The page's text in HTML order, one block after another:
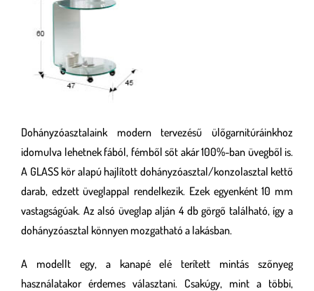
Dohányzóasztalaink modern tervezésű ülőgarnitúráinkhoz
idomulva lehetnek fából, fémből sőt akár 100%-ban üvegből is.
A GLASS kör alapú hajlított dohányzóasztal/konzolasztal kettő
darab, edzett üveglappal rendelkezik. Ezek egyenként 10 mm
vastagságúak. Az alsó üveglap alján 4 db görgő található, így a
dohányzóasztal könnyen mozgatható a lakásban.
A modellt egy, a kanapé elé terített mintás szőnyeg
használatakor érdemes választani. Csakúgy, mint a többi,